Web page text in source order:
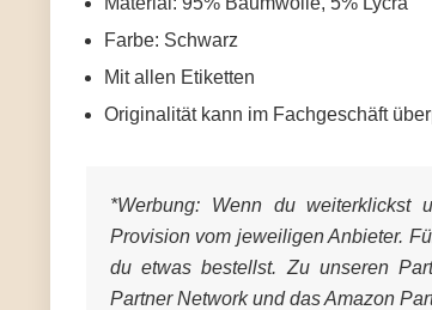
Farbe: Schwarz
Mit allen Etiketten
Originalität kann im Fachgeschäft
*Werbung: Wenn du weiterklickst
Provision vom jeweiligen Anbieter.
du etwas bestellst. Zu unseren
Partner Network und das Amazon